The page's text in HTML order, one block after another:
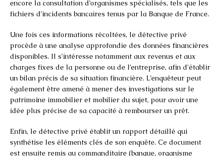
encore la consultation d’organismes spécialisés, tels que les
fichiers d’incidents bancaires tenus par la Banque de France.
Une fois ces informations récoltées, le détective privé
procède à une analyse approfondie des données financières
disponibles. Il s’intéresse notamment aux revenus et aux
charges fixes de la personne ou de l’entreprise, afin d’établir
un bilan précis de sa situation financière. L’enquêteur peut
également être amené à mener des investigations sur le
patrimoine immobilier et mobilier du sujet, pour avoir une
idée plus précise de sa capacité à rembourser un prêt.
Enfin, le détective privé établit un rapport détaillé qui
synthétise les éléments clés de son enquête. Ce document
est ensuite remis au commanditaire (banque, organisme